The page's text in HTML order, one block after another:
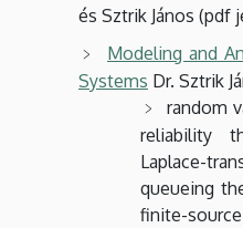
és Sztrik János (pdf
Modeling and
Systems Dr. Sztrik
random
reliability
Laplace-
queueing
finite-